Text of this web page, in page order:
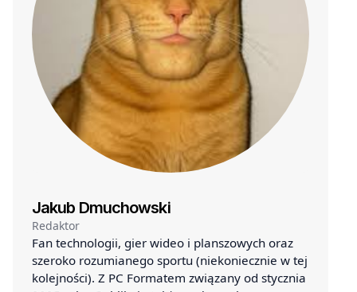
Jakub Dmuchowski
Redaktor
Fan technologii, gier wideo i planszowych oraz
szeroko rozumianego sportu (niekoniecznie w tej
kolejności). Z PC Formatem związany od stycznia